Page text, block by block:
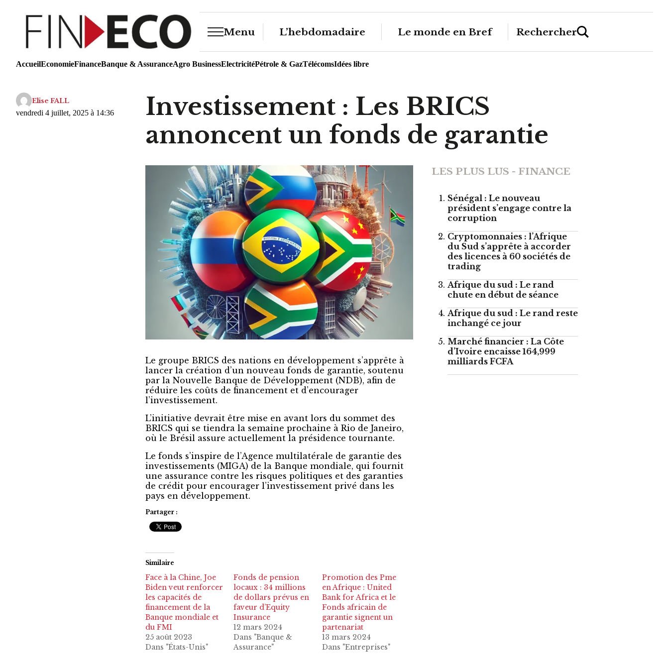
Menu L’hebdomadaire Le monde en Bref Rechercher
AccueilEconomieFinanceBanque & AssuranceAgro BusinessElectricitéPétrole & GazTélécomsIdées libre
Elise FALL
vendredi 4 juillet, 2025 à 14:36
Investissement : Les BRICS
annoncent un fonds de garantie
Le groupe BRICS des nations en développement s’apprête à
lancer la création d’un nouveau fonds de garantie, soutenu
par la Nouvelle Banque de Développement (NDB), afin de
réduire les coûts de financement et d’encourager
l’investissement.
L’initiative devrait être mise en avant lors du sommet des
BRICS qui se tiendra la semaine prochaine à Rio de Janeiro,
où le Brésil assure actuellement la présidence tournante.
Le fonds s’inspire de l’Agence multilatérale de garantie des
investissements (MIGA) de la Banque mondiale, qui fournit
une assurance contre les risques politiques et des garanties
de crédit pour encourager l’investissement privé dans les
pays en développement.
Partager :
Similaire
Face à la Chine, Joe
Biden veut renforcer
les capacités de
financement de la
Banque mondiale et
du FMI
25 août 2023
Dans "États-Unis"
Fonds de pension
locaux : 34 millions
de dollars prévus en
faveur d’Equity
Insurance
12 mars 2024
Dans "Banque &
Assurance"
Promotion des Pme
en Afrique : United
Bank for Africa et le
Fonds africain de
garantie signent un
partenariat
13 mars 2024
Dans "Entreprises"
LES PLUS LUS - FINANCE
Sénégal : Le nouveau
président s’engage contre la
corruption
Cryptomonnaies : l’Afrique
du Sud s’apprête à accorder
des licences à 60 sociétés de
trading
Afrique du sud : Le rand
chute en début de séance
Afrique du sud : Le rand reste
inchangé ce jour
Marché financier : La Côte
d’Ivoire encaisse 164,999
milliards FCFA